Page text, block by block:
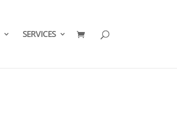
SERVICES